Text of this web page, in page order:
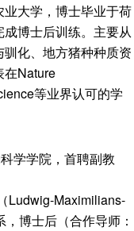
大学，博士毕业于荷
博士后训练。主要从
化、地方猪种种质资
在Nature
等业界认可的学
学学院，首聘副教
Ludwig-Maximilians-
博士后（合作导师：